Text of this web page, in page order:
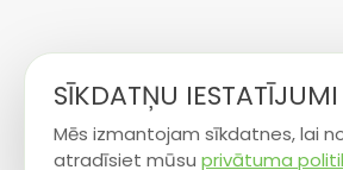
SĪKDATŅU IESTATĪJUMI
Mēs izmantojam sīkdatnes, lai
atradīsiet mūsu privātuma